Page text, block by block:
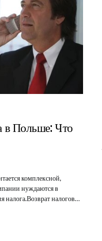
в Польше: Что
комплексной,
нуждаются в
налога.Возврат налогов…